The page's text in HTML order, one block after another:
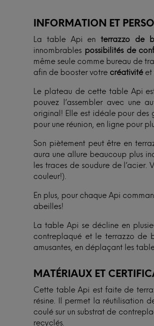
INFORMATION ET
La table Api enterrazzo de
innombrables possibilités de
même seule comme bureau de
afin de booster votre créativitéet
Le plateau de cette table Api
pouvez l’assembler avec une
original! Elle est idéale pour des
pour une réunion, en ligne pour
Son piètement peut être en
aura une allure beaucoup plus
les traces de soudure de
couleur!).
En plus, pour chaque Api
abeilles!
La table Api se décline en
contreplaqué et le terrazzo de
amusantes, en déplaçant les
MATÉRIAUX ET
Cette table Api est faite de
résine. Il permet la réutilisation
coulé sur un substrat de
recyclés.